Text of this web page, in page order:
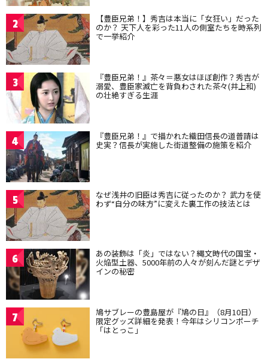
2 【豊臣兄弟！】秀吉は本当に「女狂い」だった
のか？ 天下人を彩った11人の側室たちを時系列
で一挙紹介
3 『豊臣兄弟！』茶々＝悪女はほぼ創作？秀吉が
溺愛、豊臣家滅亡を背負わされた茶々(井上和)
の壮絶すぎる生涯
4 『豊臣兄弟！』で描かれた織田信長の道普請は
史実？信長が実施した街道整備の施策を紹介
5 なぜ浅井の旧臣は秀吉に従ったのか？ 武力を使
わず“自分の味方”に変えた裏工作の技法とは
6 あの装飾は「炎」ではない？縄文時代の国宝・
火焔型土器、5000年前の人々が刻んだ謎とデザ
インの秘密
7 鳩サブレーの豊島屋が『鳩の日』（8月10日）
限定グッズ詳細を発表！今年はシリコンポーチ
「はとっこ」